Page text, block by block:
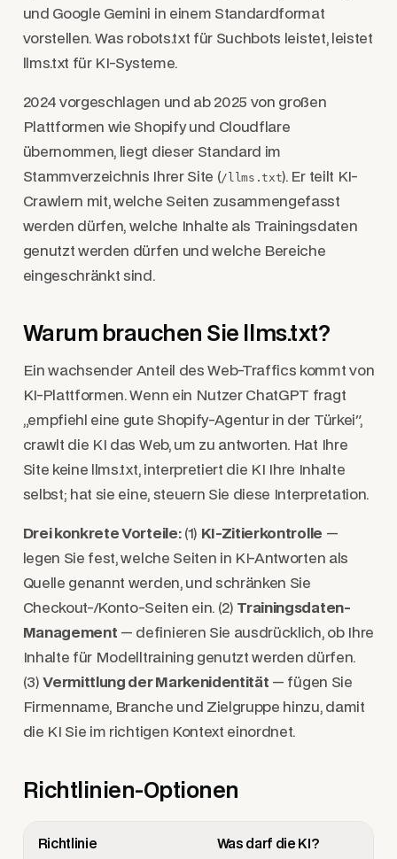
und Google Gemini in einem Standardformat
vorstellen. Was robots.txt für Suchbots leistet, leistet
llms.txt für KI-Systeme.
2024 vorgeschlagen und ab 2025 von großen
Plattformen wie Shopify und Cloudflare
übernommen, liegt dieser Standard im
Stammverzeichnis Ihrer Site (/llms.txt). Er teilt KI-
Crawlern mit, welche Seiten zusammengefasst
werden dürfen, welche Inhalte als Trainingsdaten
genutzt werden dürfen und welche Bereiche
eingeschränkt sind.
Warum brauchen Sie llms.txt?
Ein wachsender Anteil des Web-Traffics kommt von
KI-Plattformen. Wenn ein Nutzer ChatGPT fragt
„empfiehl eine gute Shopify-Agentur in der Türkei",
crawlt die KI das Web, um zu antworten. Hat Ihre
Site keine llms.txt, interpretiert die KI Ihre Inhalte
selbst; hat sie eine, steuern Sie diese Interpretation.
Drei konkrete Vorteile:(1) KI-Zitierkontrolle —
legen Sie fest, welche Seiten in KI-Antworten als
Quelle genannt werden, und schränken Sie
Checkout-/Konto-Seiten ein. (2) Trainingsdaten-
Management — definieren Sie ausdrücklich, ob Ihre
Inhalte für Modelltraining genutzt werden dürfen.
(3)Vermittlung der Markenidentität — fügen Sie
Firmenname, Branche und Zielgruppe hinzu, damit
die KI Sie im richtigen Kontext einordnet.
Richtlinien-Optionen
Richtlinie Was darf die KI?